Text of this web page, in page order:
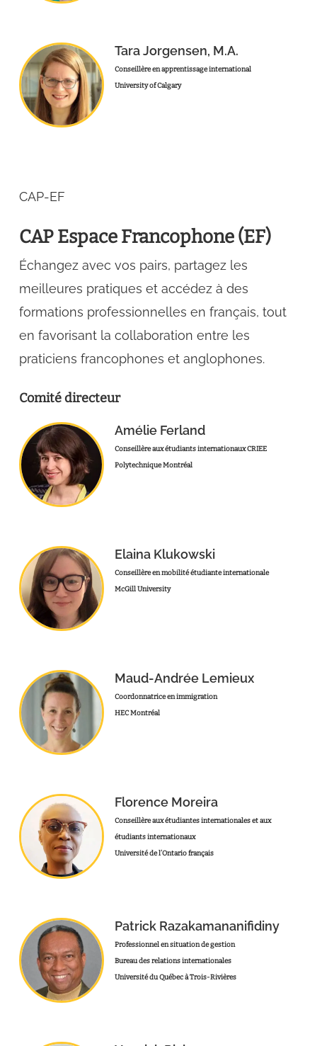
Tara Jorgensen, M.A.
Conseillère en apprentissage international
University of Calgary
CAP-EF
CAP Espace Francophone (EF)
Échangez avec vos pairs, partagez les
meilleures pratiques et accédez à des
formations professionnelles en français, tout
en favorisant la collaboration entre les
praticiens francophones et anglophones.
Comité directeur
Amélie Ferland
Conseillère aux étudiants internationaux CRIEE
Polytechnique Montréal
Elaina Klukowski
Conseillère en mobilité étudiante internationale
McGill University
Maud-Andrée Lemieux
Coordonnatrice en immigration
HEC Montréal
Florence Moreira
Conseillère aux étudiantes internationales et aux
étudiants internationaux
Université de l’Ontario français
Patrick Razakamananifidiny
Professionnel en situation de gestion
Bureau des relations internationales
Université du Québec à Trois-Rivières